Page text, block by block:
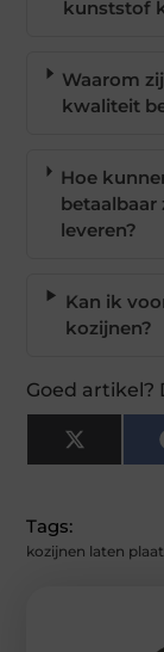
kunststof
Waarom
kwaliteit
Hoe
leveren?
Kan ik
kozijnen?
Goed artikel?
X
(Twitter)
Tags:
kozijnen laten